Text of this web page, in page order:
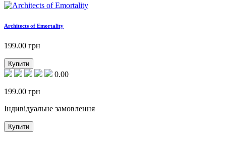
Architects of Emortality
199.00 грн
Купити
0.00
199.00 грн
Індивідуальне замовлення
Купити